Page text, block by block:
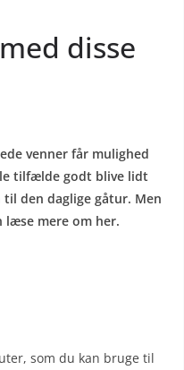
disse
venner får mulighed
tilfælde godt blive lidt
den daglige gåtur. Men
læse mere om her.
som du kan bruge til